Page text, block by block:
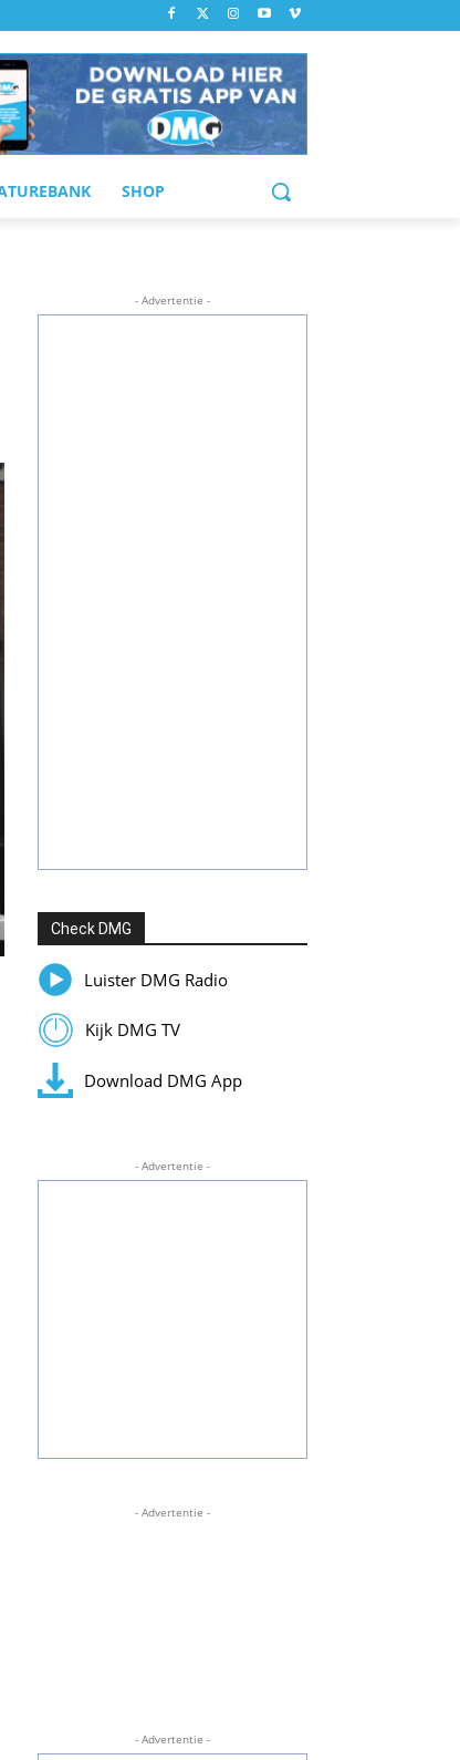
SHOP
- Advertentie -
Check DMG
Luister DMG Radio
Kijk DMG TV
Download DMG App
- Advertentie -
- Advertentie -
- Advertentie -